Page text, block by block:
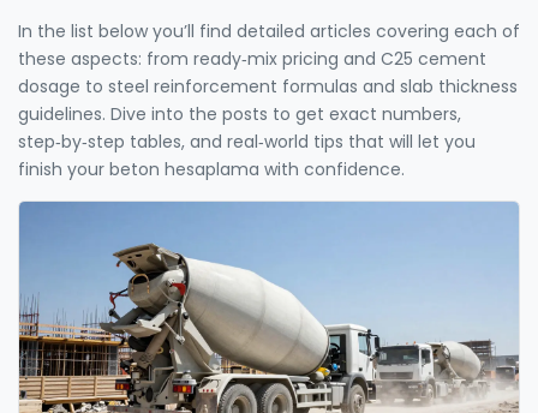
In the list below you’ll find detailed articles covering each of
these aspects: from ready‑mix pricing and C25 cement
dosage to steel reinforcement formulas and slab thickness
guidelines. Dive into the posts to get exact numbers,
step‑by‑step tables, and real‑world tips that will let you
finish your beton hesaplama with confidence.